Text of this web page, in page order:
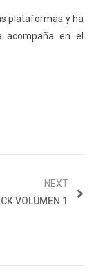
plataformas y ha
en el
NEXT
VOLUMEN 1